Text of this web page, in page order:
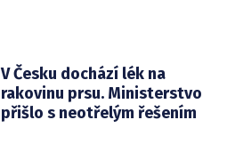
V Česku dochází lék na
rakovinu prsu. Ministerstvo
přišlo s neotřelým řešením